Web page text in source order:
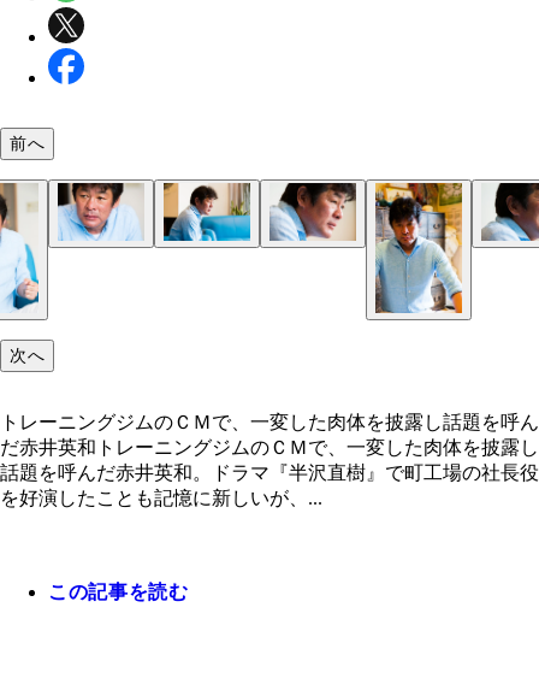
トレーニングジムのＣＭで、一変した肉体を披露
前へ
次へ
トレーニングジムのＣＭで、一変した肉体を披露し話題を呼ん
だ赤井英和トレーニングジムのＣＭで、一変した肉体を披露し
話題を呼んだ赤井英和。ドラマ『半沢直樹』で町工場の社長役
を好演したことも記憶に新しいが、...
この記事を読む